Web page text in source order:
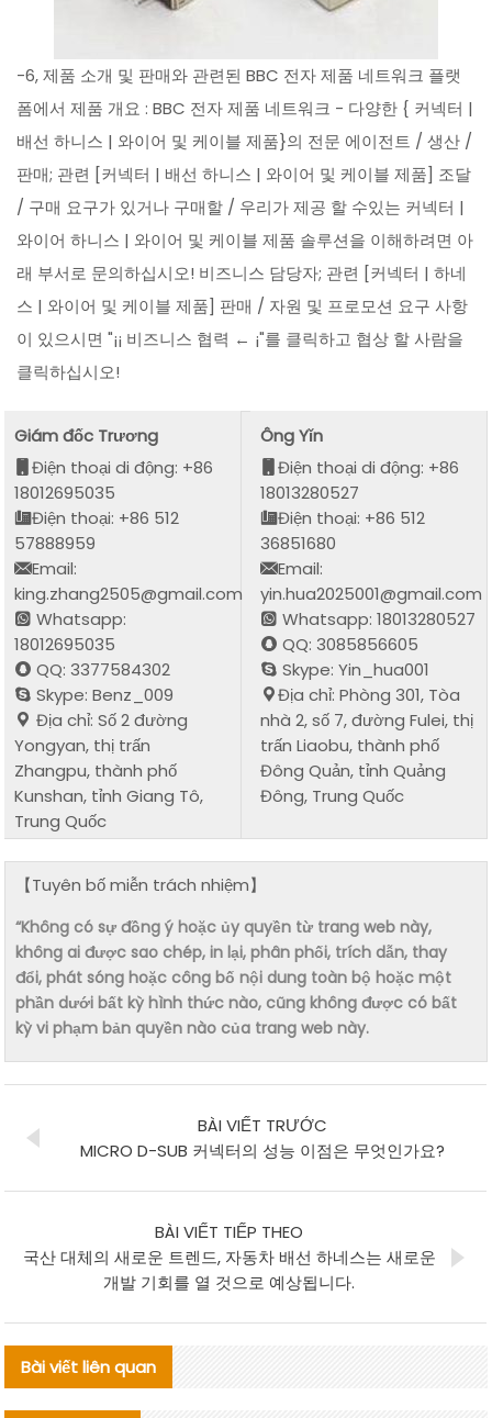
-6, 제품 소개 및 판매와 관련된 BBC 전자 제품 네트워크 플랫
폼에서 제품 개요 : BBC 전자 제품 네트워크 - 다양한 { 커넥터 |
배선 하니스 | 와이어 및 케이블 제품}의 전문 에이전트 / 생산 /
판매; 관련 [커넥터 | 배선 하니스 | 와이어 및 케이블 제품] 조달
/ 구매 요구가 있거나 구매할 / 우리가 제공 할 수있는 커넥터 |
와이어 하니스 | 와이어 및 케이블 제품 솔루션을 이해하려면 아
래 부서로 문의하십시오! 비즈니스 담당자; 관련 [커넥터 | 하네
스 | 와이어 및 케이블 제품] 판매 / 자원 및 프로모션 요구 사항
이 있으시면 "¡¡ 비즈니스 협력 ← ¡"를 클릭하고 협상 할 사람을
클릭하십시오!
Giám đốc Trương
Điện thoại di động: +86
18012695035
Điện thoại: +86 512
57888959
Email:
king.zhang2505@gmail.com
Whatsapp:
18012695035
QQ: 3377584302
Skype: Benz_009
Địa chỉ: Số 2 đường
Yongyan, thị trấn
Zhangpu, thành phố
Kunshan, tỉnh Giang Tô,
Trung Quốc
Ông Yǐn
Điện thoại di động: +86
18013280527
Điện thoại: +86 512
36851680
Email:
yin.hua2025001@gmail.com
Whatsapp: 18013280527
QQ: 3085856605
Skype: Yin_hua001
Địa chỉ: Phòng 301, Tòa
nhà 2, số 7, đường Fulei, thị
trấn Liaobu, thành phố
Đông Quản, tỉnh Quảng
Đông, Trung Quốc
【Tuyên bố miễn trách nhiệm】
“Không có sự đồng ý hoặc ủy quyền từ trang web này,
không ai được sao chép, in lại, phân phối, trích dẫn, thay
đổi, phát sóng hoặc công bố nội dung toàn bộ hoặc một
phần dưới bất kỳ hình thức nào, cũng không được có bất
kỳ vi phạm bản quyền nào của trang web này.
BÀI VIẾT TRƯỚC
MICRO D-SUB 커넥터의 성능 이점은 무엇인가요?
BÀI VIẾT TIẾP THEO
국산 대체의 새로운 트렌드, 자동차 배선 하네스는 새로운
개발 기회를 열 것으로 예상됩니다.
Bài viết liên quan